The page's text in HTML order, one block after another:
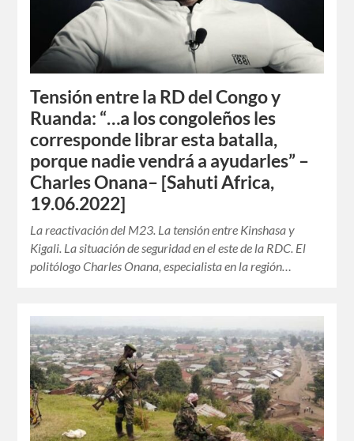
Tensión entre la RD del Congo y
Ruanda: “…a los congoleños les
corresponde librar esta batalla,
porque nadie vendrá a ayudarles” –
Charles Onana– [Sahuti Africa,
19.06.2022]
La reactivación del M23. La tensión entre Kinshasa y
Kigali. La situación de seguridad en el este de la RDC. El
politólogo Charles Onana, especialista en la región…